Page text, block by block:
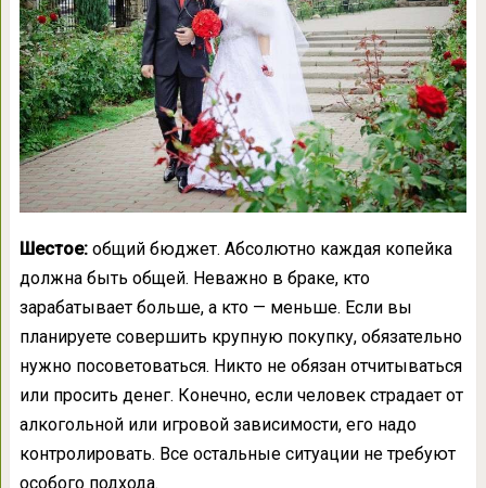
Шестое:общий бюджет. Абсолютно каждая копейка
должна быть общей. Неважно в браке, кто
зарабатывает больше, а кто — меньше. Если вы
планируете совершить крупную покупку, обязательно
нужно посоветоваться. Никто не обязан отчитываться
или просить денег. Конечно, если человек страдает от
алкогольной или игровой зависимости, его надо
контролировать. Все остальные ситуации не требуют
особого подхода.